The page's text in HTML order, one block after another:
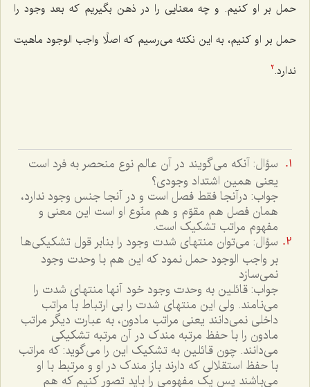
حمل بر او كنیم. و چه معنایى را در ذهن بگیریم كه بعد وجود را
حمل بر او كنیم، به این نكته مى‌رسیم كه اصلًا واجب الوجود ماهیت
ندارد.2
سؤال: آنکه مى‌گويند در آن عالم نوع منحصر به فرد است
يعنى همين اشتداد وجودى؟
جواب: درآنجا فقط فصل است و در آنجا جنس وجود ندارد،
همان فصل هم مقوّم و هم منّوع او است اين معنى و
مفهوم مراتب تشکيک است.
سؤال: مى‌توان منتهاى شدت وجود را بنابر قول تشکيکى‌ها
بر واجب الوجود حمل نمود که اين هم با وحدت وجود
نمى‌سازد
جواب: قائلين به وحدت وجود خود آنها منتهاى شدت را
مى‌نامند. ولى اين منتهاى شدت را بى ارتباط با مراتب
داخلى نمى‌دانند يعنى مراتب مادون، به عبارت ديگر مراتب
مادون را با حفظ مرتبه مندک در آن مرتبه تشکيکى
مى‌دانند. چون قائلين به تشکيک اين را مى‌گويد: که مراتب
با حفظ استقلالى که دارند باز مندک در او و مرتبط با او
مى‌باشند پس يک مفهومى را بايد تصور کنيم که هم